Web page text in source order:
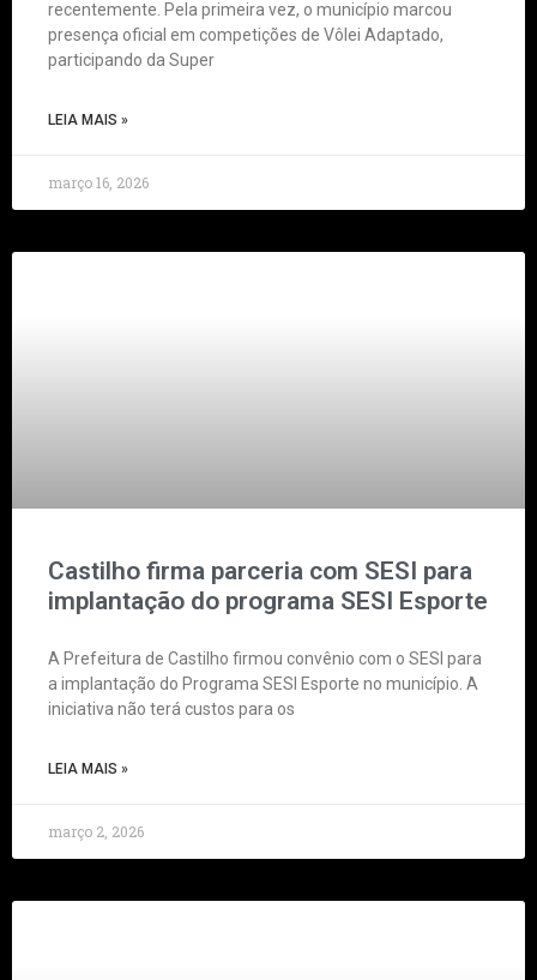
recentemente. Pela primeira vez, o município marcou
presença oficial em competições de Vôlei Adaptado,
participando da Super
LEIA MAIS »
março 16, 2026
Castilho firma parceria com SESI para
implantação do programa SESI Esporte
A Prefeitura de Castilho firmou convênio com o SESI para
a implantação do Programa SESI Esporte no município. A
iniciativa não terá custos para os
LEIA MAIS »
março 2, 2026